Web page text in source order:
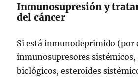
Inmunosupresión y
del cáncer
Si está inmunodeprimido (por
inmunosupresores
biológicos, esteroides